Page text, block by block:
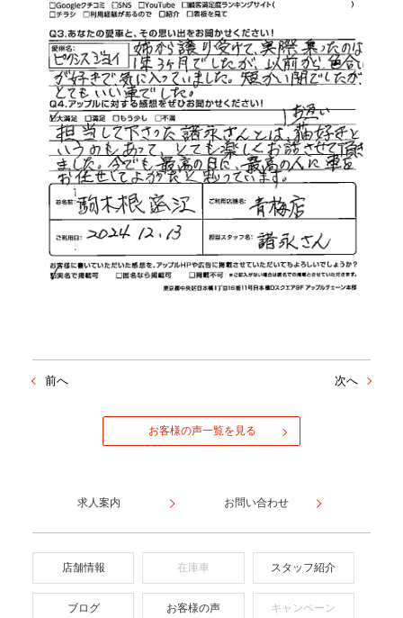
前へ 次へ
お客様の声一覧を見る
求人案内 お問い合わせ
店舗情報 在庫車 スタッフ紹介
ブログ お客様の声 キャンペーン